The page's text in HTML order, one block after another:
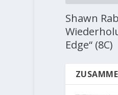
Shawn
Edge“ (8C)